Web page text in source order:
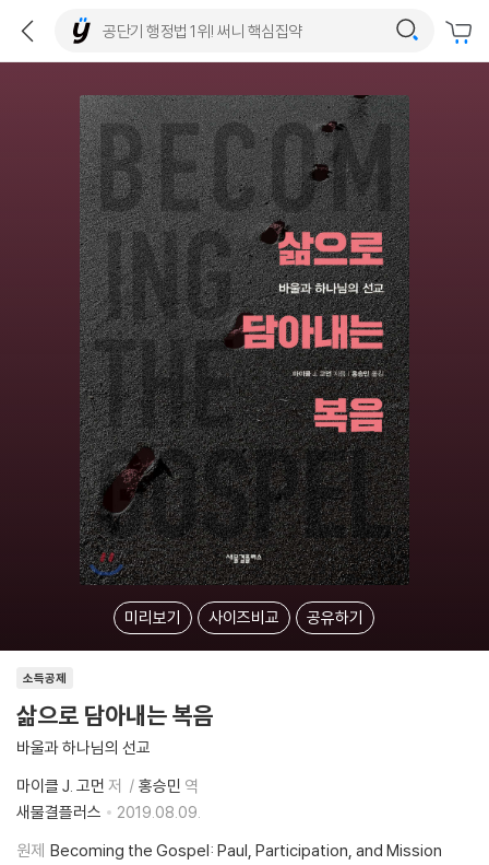
미리보기 사이즈비교 공유하기
소득공제
삶으로 담아내는 복음
바울과 하나님의 선교
마이클 J. 고먼 저 홍승민 역
새물결플러스
2019.08.09.
원제 Becoming the Gospel: Paul, Participation, and Mission